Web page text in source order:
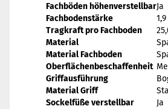
Fachböden höhenverstellbarJa
Fachbodenstärke
Tragkraft pro Fachboden
Material
Material Fachboden
Oberflächenbeschaffenheit
Griffausführung
Material Griff
Sockelfüße verstellbar
Ja